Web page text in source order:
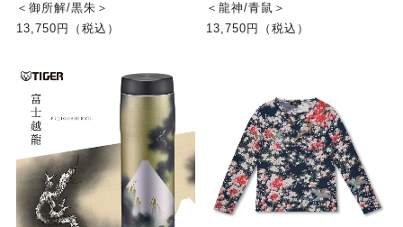
＜御所解/黒朱＞
13,750円（税込）
＜龍神/青鼠＞
13,750円（税込）